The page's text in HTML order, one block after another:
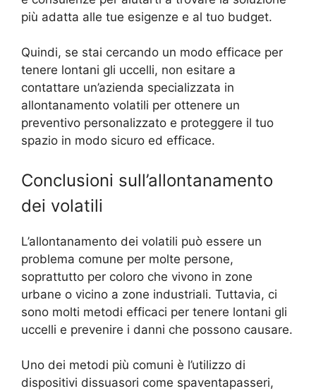
più adatta alle tue esigenze e al tuo budget.
Quindi, se stai cercando un modo efficace per
tenere lontani gli uccelli, non esitare a
contattare un’azienda specializzata in
allontanamento volatili per ottenere un
preventivo personalizzato e proteggere il tuo
spazio in modo sicuro ed efficace.
Conclusioni sull’allontanamento
dei volatili
L’allontanamento dei volatili può essere un
problema comune per molte persone,
soprattutto per coloro che vivono in zone
urbane o vicino a zone industriali. Tuttavia, ci
sono molti metodi efficaci per tenere lontani gli
uccelli e prevenire i danni che possono causare.
Uno dei metodi più comuni è l’utilizzo di
dispositivi dissuasori come spaventapasseri,